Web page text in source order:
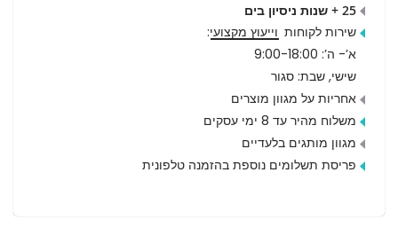
25 + שנות ניסיון בים
שירות לקוחות וייעוץ מקצועי:
א’- ה’: 9:00-18:00
שישי, שבת: סגור
אחריות על מגוון מוצרים
משלוח מהיר עד 8 ימי עסקים
מגוון מותגים בלעדיים
פריסת תשלומים נוספת בהזמנה טלפונית